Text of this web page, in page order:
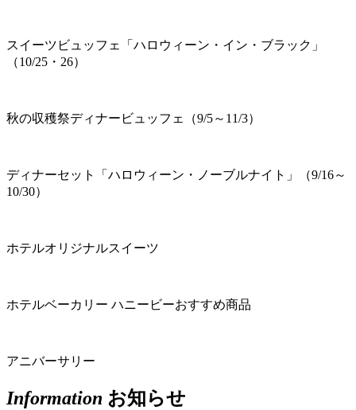
スイーツビュッフェ「ハロウィーン・イン・ブラック」
（10/25・26）
秋の収穫祭ディナービュッフェ（9/5～11/3）
ディナーセット「ハロウィーン・ノーブルナイト」（9/16～
10/30）
ホテルオリジナルスイーツ
ホテルベーカリー ハニービーおすすめ商品
アニバーサリー
Information お知らせ